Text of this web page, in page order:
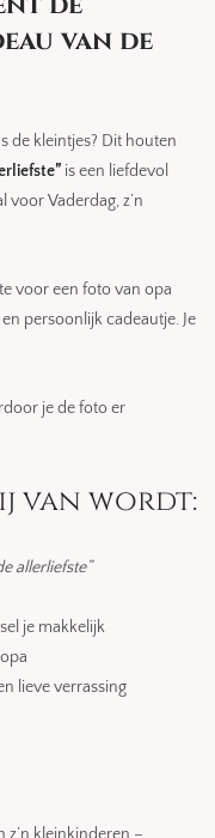
van de
de kleintjes? Dit houten
is een liefdevol
Vaderdag, z’n
voor een foto van opa
persoonlijk cadeautje. Je
je de foto er
van wordt:
allerliefste”
je makkelijk
lieve verrassing